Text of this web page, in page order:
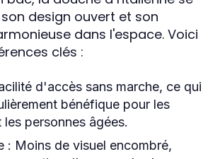
design ouvert et son
dans l'espace. Voici
clés :
d'accès sans marche, ce qui
bénéfique pour les
personnes âgées.
: Moins de visuel encombré,